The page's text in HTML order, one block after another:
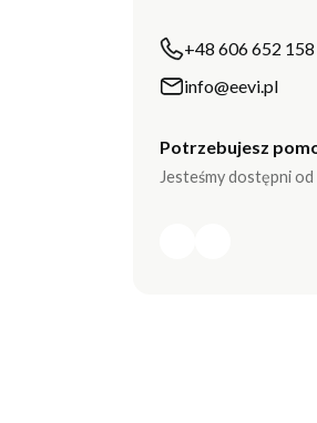
+48 606 652 158
info@eevi.pl
Potrzebujesz
Jesteśmy dostępni od